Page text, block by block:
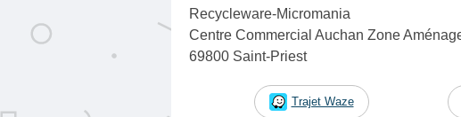
Recycleware-Micromania
Centre Commercial Auchan Zone
69800 Saint-Priest
Trajet Waze